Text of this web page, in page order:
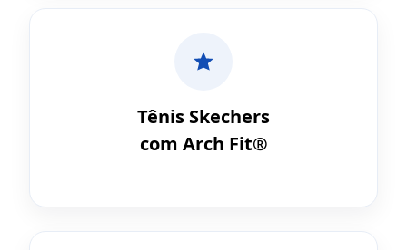
Tênis Skechers
com Arch Fit®